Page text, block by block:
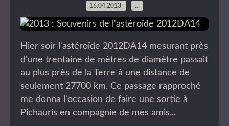
16.04.2013 …
Hier soir l'astéroïde 2012DA14 mesurant près
d'une trentaine de mètres de diamètre passait
au plus près de la Terre à une distance de
seulement 27700 km. Ce passage rapproché
me donna l'occasion de faire une sortie à
Pichauris en compagnie de mes amis...